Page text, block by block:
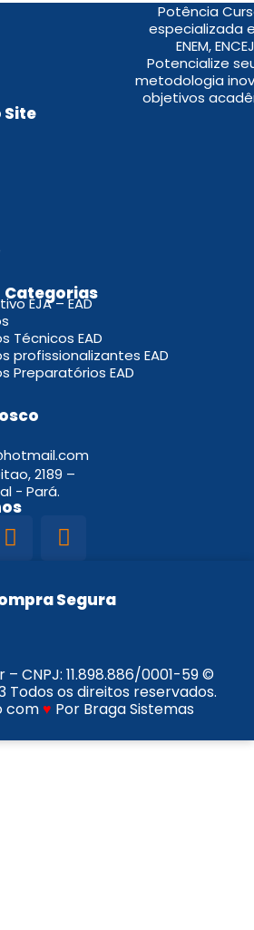
Potência
especializada
ENEM,
Potencialize
metodologia
objetivos
Site
Categorias
EJA – EAD
Técnicos EAD
profissionalizantes EAD
Preparatórios EAD
2189 –
- Pará.
Segura
CNPJ: 11.898.886/0001-59©
Todos os direitos reservados.
com♥ Por Braga Sistemas